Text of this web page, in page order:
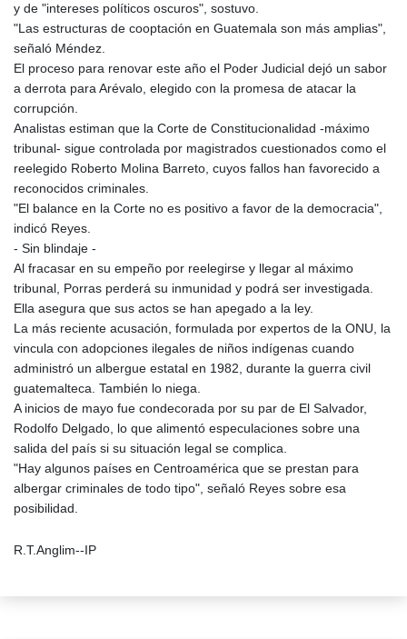
y de "intereses políticos oscuros", sostuvo.
"Las estructuras de cooptación en Guatemala son más amplias",
señaló Méndez.
El proceso para renovar este año el Poder Judicial dejó un sabor
a derrota para Arévalo, elegido con la promesa de atacar la
corrupción.
Analistas estiman que la Corte de Constitucionalidad -máximo
tribunal- sigue controlada por magistrados cuestionados como el
reelegido Roberto Molina Barreto, cuyos fallos han favorecido a
reconocidos criminales.
"El balance en la Corte no es positivo a favor de la democracia",
indicó Reyes.
- Sin blindaje -
Al fracasar en su empeño por reelegirse y llegar al máximo
tribunal, Porras perderá su inmunidad y podrá ser investigada.
Ella asegura que sus actos se han apegado a la ley.
La más reciente acusación, formulada por expertos de la ONU, la
vincula con adopciones ilegales de niños indígenas cuando
administró un albergue estatal en 1982, durante la guerra civil
guatemalteca. También lo niega.
A inicios de mayo fue condecorada por su par de El Salvador,
Rodolfo Delgado, lo que alimentó especulaciones sobre una
salida del país si su situación legal se complica.
"Hay algunos países en Centroamérica que se prestan para
albergar criminales de todo tipo", señaló Reyes sobre esa
posibilidad.
R.T.Anglim--IP